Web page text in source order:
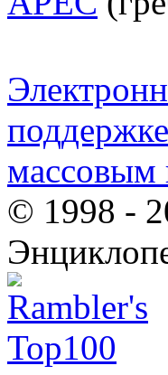
массовым
© 1998 -